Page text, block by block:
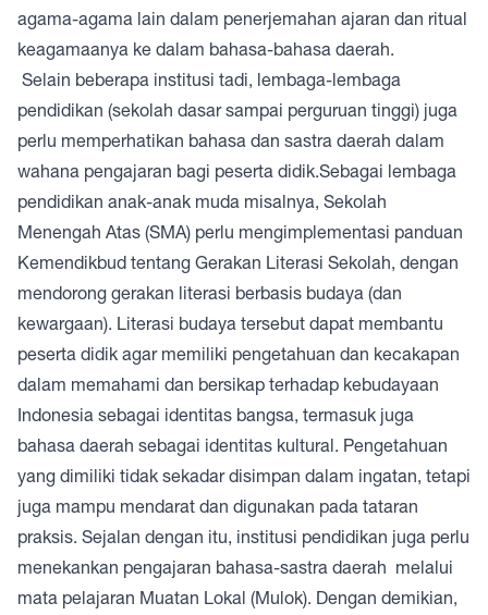
agama-agama lain dalam penerjemahan ajaran dan ritual
keagamaanya ke dalam bahasa-bahasa daerah.
Selain beberapa institusi tadi, lembaga-lembaga
pendidikan (sekolah dasar sampai perguruan tinggi) juga
perlu memperhatikan bahasa dan sastra daerah dalam
wahana pengajaran bagi peserta didik.Sebagai lembaga
pendidikan anak-anak muda misalnya, Sekolah
Menengah Atas (SMA) perlu mengimplementasi panduan
Kemendikbud tentang Gerakan Literasi Sekolah, dengan
mendorong gerakan literasi berbasis budaya (dan
kewargaan). Literasi budaya tersebut dapat membantu
peserta didik agar memiliki pengetahuan dan kecakapan
dalam memahami dan bersikap terhadap kebudayaan
Indonesia sebagai identitas bangsa, termasuk juga
bahasa daerah sebagai identitas kultural. Pengetahuan
yang dimiliki tidak sekadar disimpan dalam ingatan, tetapi
juga mampu mendarat dan digunakan pada tataran
praksis. Sejalan dengan itu, institusi pendidikan juga perlu
menekankan pengajaran bahasa-sastra daerah melalui
mata pelajaran Muatan Lokal (Mulok). Dengan demikian,